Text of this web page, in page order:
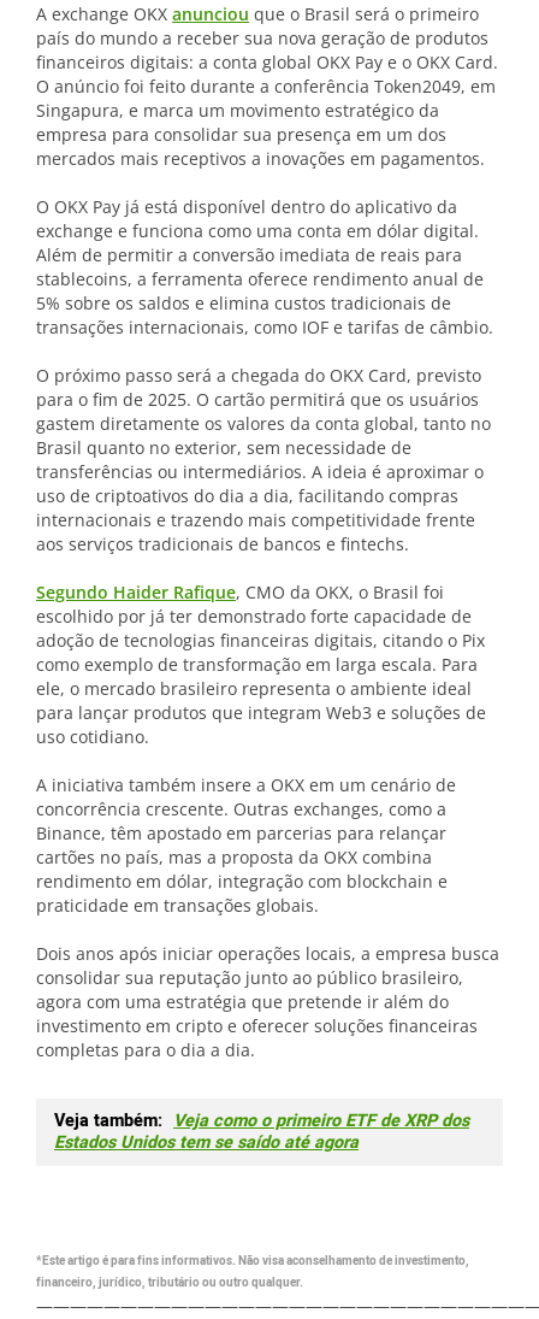
A exchange OKX anunciou que o Brasil será o primeiro
país do mundo a receber sua nova geração de produtos
financeiros digitais: a conta global OKX Pay e o OKX Card.
O anúncio foi feito durante a conferência Token2049, em
Singapura, e marca um movimento estratégico da
empresa para consolidar sua presença em um dos
mercados mais receptivos a inovações em pagamentos.
O OKX Pay já está disponível dentro do aplicativo da
exchange e funciona como uma conta em dólar digital.
Além de permitir a conversão imediata de reais para
stablecoins, a ferramenta oferece rendimento anual de
5% sobre os saldos e elimina custos tradicionais de
transações internacionais, como IOF e tarifas de câmbio.
O próximo passo será a chegada do OKX Card, previsto
para o fim de 2025. O cartão permitirá que os usuários
gastem diretamente os valores da conta global, tanto no
Brasil quanto no exterior, sem necessidade de
transferências ou intermediários. A ideia é aproximar o
uso de criptoativos do dia a dia, facilitando compras
internacionais e trazendo mais competitividade frente
aos serviços tradicionais de bancos e fintechs.
Segundo Haider Rafique, CMO da OKX, o Brasil foi
escolhido por já ter demonstrado forte capacidade de
adoção de tecnologias financeiras digitais, citando o Pix
como exemplo de transformação em larga escala. Para
ele, o mercado brasileiro representa o ambiente ideal
para lançar produtos que integram Web3 e soluções de
uso cotidiano.
A iniciativa também insere a OKX em um cenário de
concorrência crescente. Outras exchanges, como a
Binance, têm apostado em parcerias para relançar
cartões no país, mas a proposta da OKX combina
rendimento em dólar, integração com blockchain e
praticidade em transações globais.
Dois anos após iniciar operações locais, a empresa busca
consolidar sua reputação junto ao público brasileiro,
agora com uma estratégia que pretende ir além do
investimento em cripto e oferecer soluções financeiras
completas para o dia a dia.
Veja também: Veja como o primeiro ETF de XRP dos
Estados Unidos tem se saído até agora
*Este artigo é para fins informativos. Não visa aconselhamento de investimento,
financeiro, jurídico, tributário ou outro qualquer.